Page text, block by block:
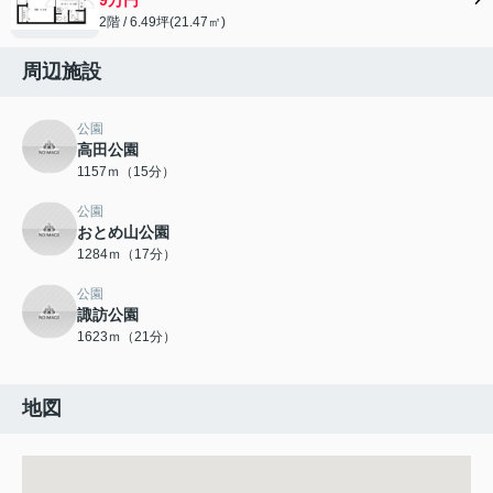
2階 / 6.49坪(21.47㎡)
周辺施設
公園
高田公園
1157ｍ（15分）
公園
おとめ山公園
1284ｍ（17分）
公園
諏訪公園
1623ｍ（21分）
地図